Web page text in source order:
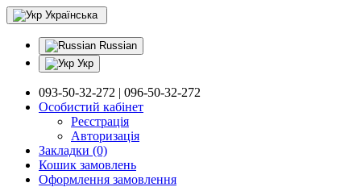
Українська
Russian
Укр
093-50-32-272 | 096-50-32-272
Особистий кабінет
Реєстрація
Авторизація
Закладки (0)
Кошик замовлень
Оформлення замовлення